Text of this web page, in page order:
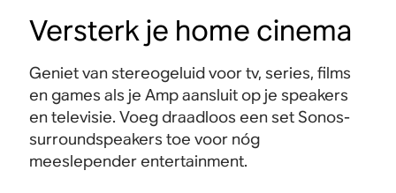
Versterk je home cinema
Geniet van stereogeluid voor tv, series, films
en games als je Amp aansluit op je speakers
en televisie. Voeg draadloos een set Sonos-
surroundspeakers toe voor nóg
meeslepender entertainment.